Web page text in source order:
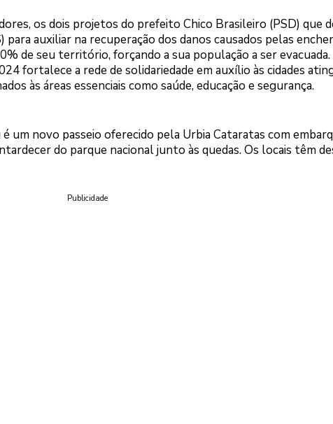
os dois projetos do prefeito Chico Brasileiro (PSD) que
auxiliar na recuperação dos danos causados pelas
de seu território, forçando a sua população a ser evacuada.
fortalece a rede de solidariedade em auxílio às cidades
às áreas essenciais como saúde, educação e segurança.
um novo passeio oferecido pela Urbia Cataratas com
do parque nacional junto às quedas. Os locais têm
Publicidade